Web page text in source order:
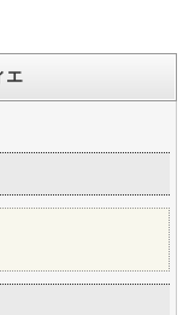
エ